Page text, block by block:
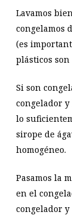
Lavamos
congelamos
(es
plásticos son
Si son
congelador
lo
sirope de
homogéneo.
Pasamos la
en el
congelador y